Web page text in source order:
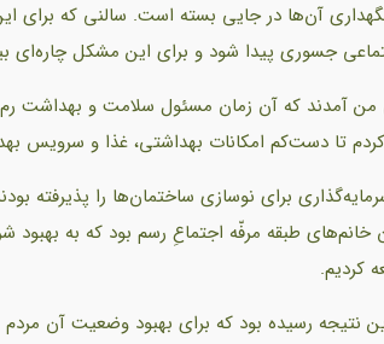
آن‌ها در جایی بسته است. سالنی که برای
جسوری پیدا شود و برای این مشکل چاره‌ای
آمدند که آن زمان مسئول سلامت و بهداشت رم
تا دست‌کم امکانات بهداشتی، غذا و سرویس
برای نوسازی ساختمان‌ها را پذیرفته
خانم‌های طبقه مرفّه اجتماعِ رسم بود که به
کردیم.
نتیجه رسیده بود که برای بهبود وضعیت آن مردم